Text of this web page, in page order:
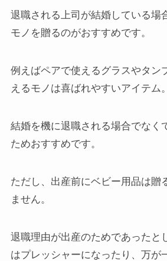
退職される上司が結婚している場
モノを贈るのがおすすめです。
例えばペアで使えるグラスやタン
えるモノは喜ばれやすいアイテム。
結婚を機に退職される場合でなく
ためおすすめです。
ただし、出産前にベビー用品は贈
ません。
退職理由が出産のためであったと
はプレッシャーになったり、万が